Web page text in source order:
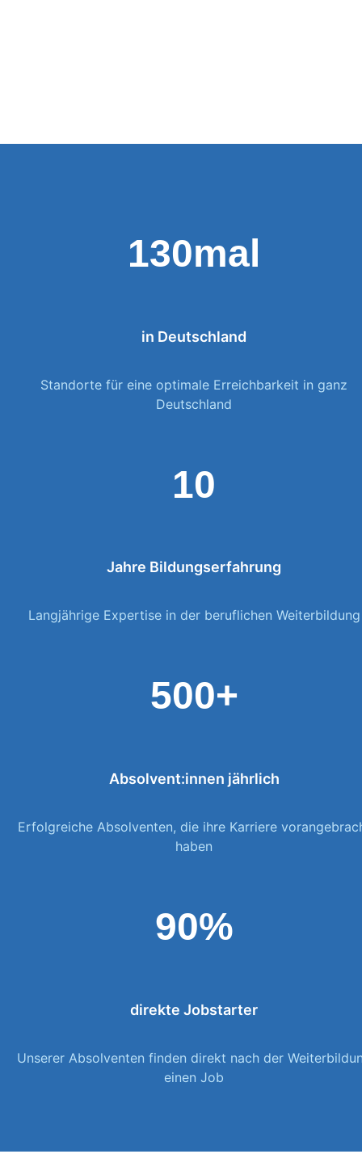
130mal
in Deutschland
Standorte für eine optimale Erreichbarkeit in ganz
Deutschland
10
Jahre Bildungserfahrung
Langjährige Expertise in der beruflichen Weiterbildung
500+
Absolvent:innen jährlich
Erfolgreiche Absolventen, die ihre Karriere
haben
90%
direkte Jobstarter
Unserer Absolventen finden direkt nach der
einen Job